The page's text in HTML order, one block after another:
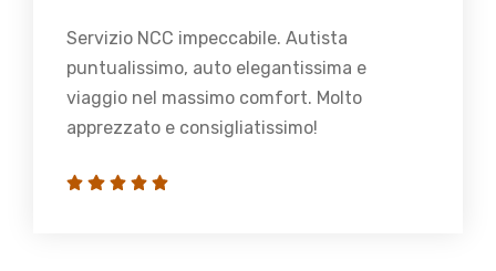
Servizio NCC impeccabile. Autista
puntualissimo, auto elegantissima e
viaggio nel massimo comfort. Molto
apprezzato e consigliatissimo!